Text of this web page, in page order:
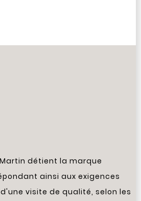
détient la marque
ainsi aux exigences
visite de qualité, selon les